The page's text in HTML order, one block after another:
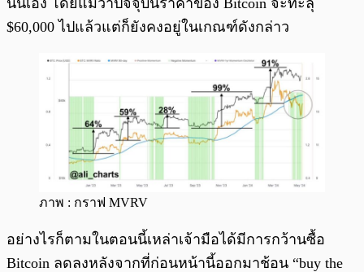
นั่นเอง โดยแม้ว่าปัจจุบันราคาของ Bitcoin จะทะลุ
$60,000 ไปแล้วแต่ก็ยังคงอยู่ในเกณฑ์ดังกล่าว
ภาพ : กราฟ MVRV
อย่างไรก็ตามในตอนนี้เหล่าเจ้ามือได้มีการกว้านซื้อ
Bitcoin ลดลงหลังจากที่ก่อนหน้านี้ออกมาช้อน “buy the